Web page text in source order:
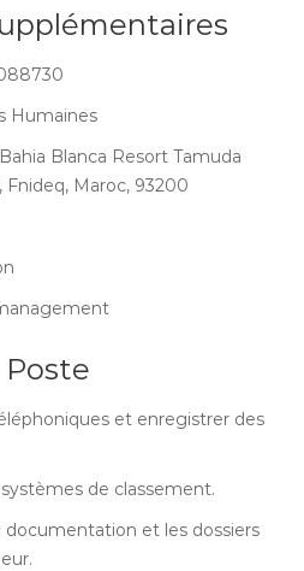
Humaines
Blanca Resort Tamuda
Fnideq, Maroc, 93200
et enregistrer des
de classement.
documentation et les dossiers